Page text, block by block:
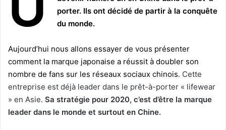
porter. Ils ont décidé de partir à la conquête
du monde.
Aujourd’hui nous allons essayer de vous présenter
comment la marque japonaise a réussit à doubler son
nombre de fans sur les réseaux sociaux chinois. Cette
entreprise est déjà leader dans le prêt-à-porter « lifewear
» en Asie. Sa stratégie pour 2020, c’est d’être la marque
leader dans le monde et surtout en Chine.